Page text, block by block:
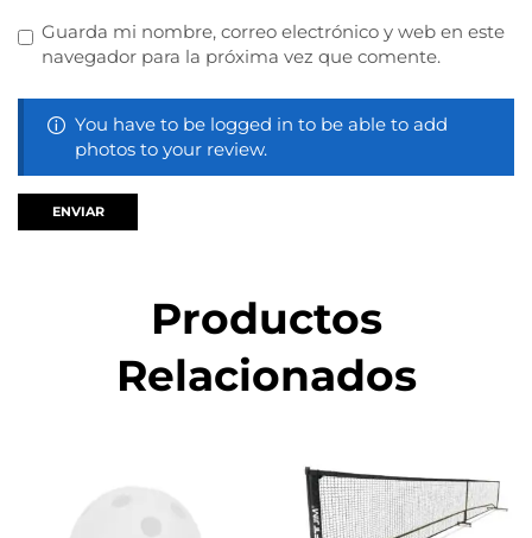
Guarda mi nombre, correo electrónico y web en este
navegador para la próxima vez que comente.
You have to be logged in to be able to add
photos to your review.
Productos
Relacionados